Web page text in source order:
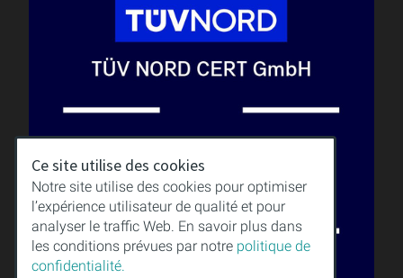
Ce site utilise des cookies
Notre site utilise des cookies pour optimiser
l’expérience utilisateur de qualité et pour
analyser le traffic Web. En savoir plus dans
les conditions prévues par notre politique de
confidentialité.